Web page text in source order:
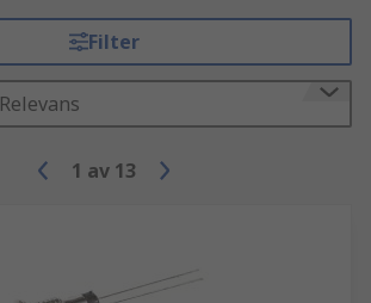
Filter
Relevans
1 av 13